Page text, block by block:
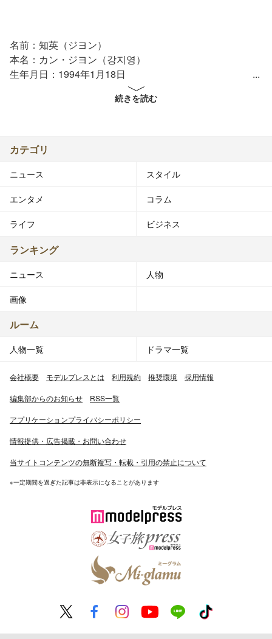
名前：知英（ジヨン）
本名：カン・ジヨン（강지영）
生年月日：1994年1月18日
出生地：韓国 京畿道坡州市
カン・ジヨン（강지영／姜知英／Kang Jiyoung、1994年1
ー。現在の所属事務所はスウィートパワー。
◆来歴◆
2008年、2期メンバーとしてク・ハラと共にKARAに加
2012年、テレビ東京の日韓合作ドラマ『恋するメゾ
ン。〜Rainbow Rose〜』でドラマ初主演。
を脱退[1]。
名義で日本を中心に女優活動を開始[2]。10月スタートの
ドラマ『地獄先生ぬ〜べ〜』にWヒロインのひとりである
◆人物◆
ルの為、高校卒業の翌年に成均館大学校演技芸術学科に入
KARA時代、メンバーの中で最年少だったため、他メンバ
ーから「マンネ（末っ子）」と呼ばれて可愛がられてい
た。実際の家族の中でも末っ子である。
日本デビュー当時、KARAのメンバーの中で一番日本語が
とが出来る。2011年には音楽番組で日本語検定に合格し
続きを読む
カテゴリ
ニュース スタイル
エンタメ コラム
ライフ ビジネス
ランキング
ニュース 人物
画像
ルーム
人物一覧 ドラマ一覧
会社概要 モデルプレスとは 利用規約 推奨環境 採用情報
編集部からのお知らせ RSS一覧
アプリケーションプライバシーポリシー
情報提供・広告掲載・お問い合わせ
当サイトコンテンツの無断複写・転載・引用の禁止について
※一定期間を過ぎた記事は非表示になることがあります